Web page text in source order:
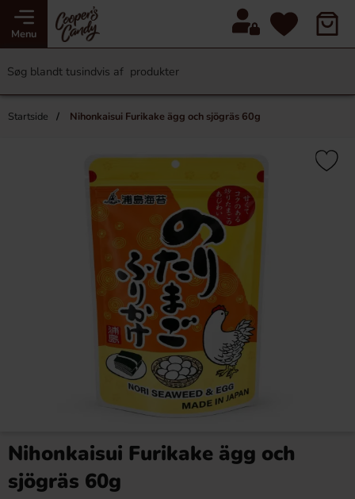
Menu
Startside Nihonkaisui Furikake ägg och sjögräs 60g
Nihonkaisui Furikake ägg och
sjögräs 60g